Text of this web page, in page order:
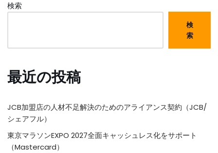
検索
検
索
最近の投稿
JCB加盟店の人材不足解決のためのアライアンス契約（JCB/
シェアフル）
東京マラソンEXPO 2027全面キャッシュレス化をサポート
（Mastercard）